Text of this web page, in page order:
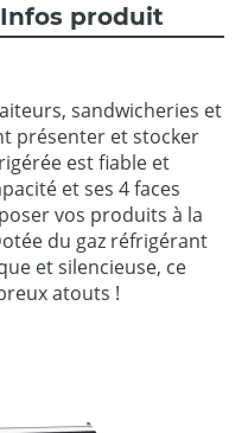
Infos produit
sandwicheries et
présenter et stocker
est fiable et
et ses 4 faces
vos produits à la
du gaz réfrigérant
et silencieuse, ce
atouts !